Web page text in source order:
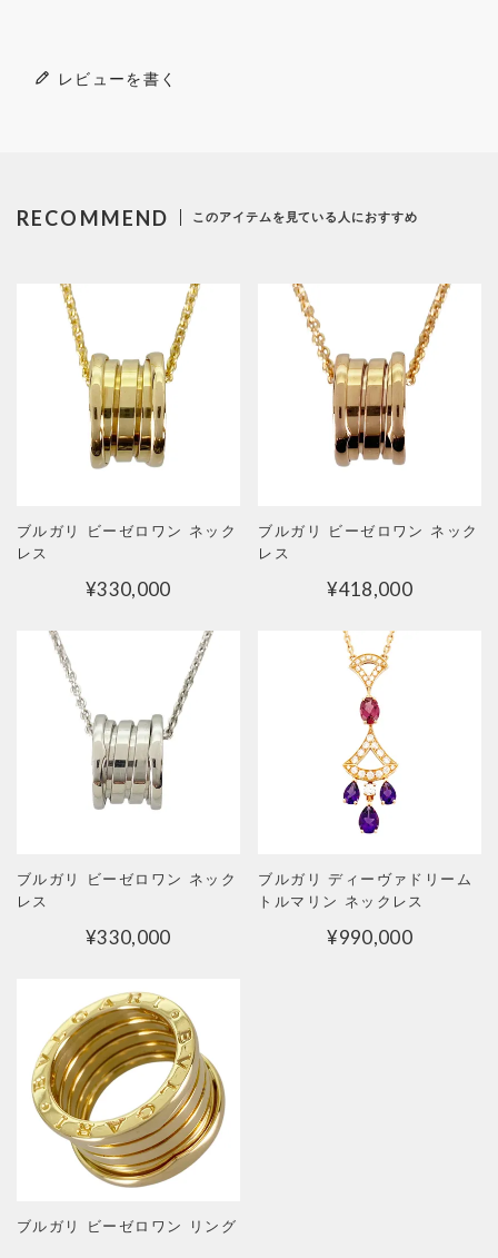
レビューを書く
RECOMMEND このアイテムを見ている人におすすめ
ブルガリ ビーゼロワン ネック
レス
¥330,000
ブルガリ ビーゼロワン ネック
レス
¥418,000
ブルガリ ビーゼロワン ネック
レス
¥330,000
ブルガリ ディーヴァドリーム
トルマリン ネックレス
¥990,000
ブルガリ ビーゼロワン リング